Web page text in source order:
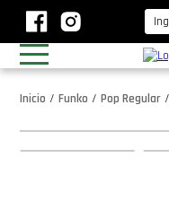
Inicio / Funko / Pop Regular /